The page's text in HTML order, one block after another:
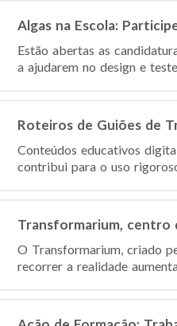
Algas na Escola:
Estão abertas as
a ajudarem no design e
Roteiros de Guiões de
Conteúdos educativos
contribui para o uso
Transformarium, centro
O Transformarium, criado
recorrer a realidade